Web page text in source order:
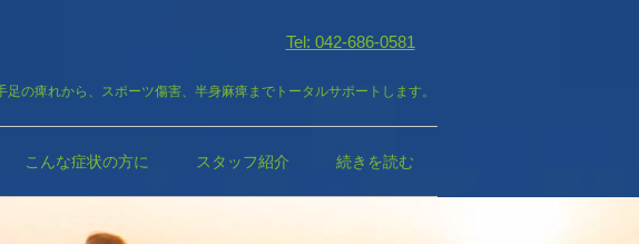
Tel: 042-686-0581
の痺れから、スポーツ傷害、半身麻痺までトータルサポートします。
こんな症状の方に スタッフ紹介 続きを読む